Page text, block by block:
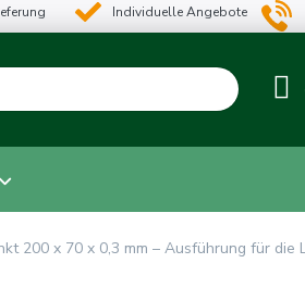
Individuelle Angebote
200 x 70 x 0,3 mm – Ausführung für die